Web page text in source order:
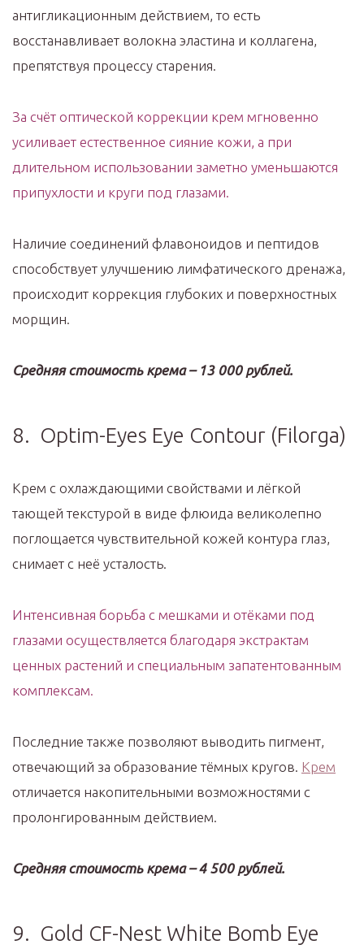
антигликационным действием, то есть
восстанавливает волокна эластина и коллагена,
препятствуя процессу старения.
За счёт оптической коррекции крем мгновенно
усиливает естественное сияние кожи, а при
длительном использовании заметно уменьшаются
припухлости и круги под глазами.
Наличие соединений флавоноидов и пептидов
способствует улучшению лимфатического дренажа,
происходит коррекция глубоких и поверхностных
морщин.
Средняя стоимость крема – 13 000 рублей.
8. Optim-Eyes Eye Contour (Filorga)
Крем с охлаждающими свойствами и лёгкой
тающей текстурой в виде флюида великолепно
поглощается чувствительной кожей контура глаз,
снимает с неё усталость.
Интенсивная борьба с мешками и отёками под
глазами осуществляется благодаря экстрактам
ценных растений и специальным запатентованным
комплексам.
Последние также позволяют выводить пигмент,
отвечающий за образование тёмных кругов. Крем
отличается накопительными возможностями с
пролонгированным действием.
Средняя стоимость крема – 4 500 рублей.
9. Gold CF-Nest White Bomb Eye